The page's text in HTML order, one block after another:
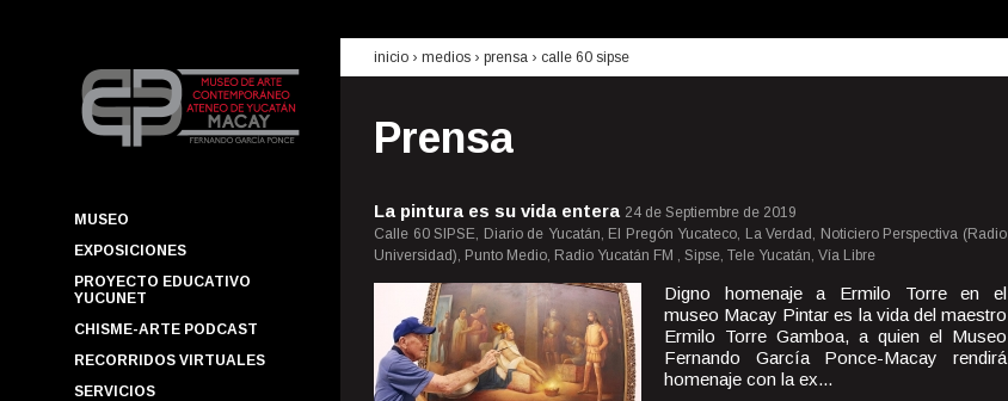
MUSEO
EXPOSICIONES
PROYECTO EDUCATIVO
YUCUNET
CHISME-ARTE PODCAST
RECORRIDOS VIRTUALES
SERVICIOS
inicio › medios › prensa › calle 60 sipse
Prensa
La pintura es su vida entera 24 de Septiembre de 2019
Calle 60 SIPSE, Diario de Yucatán, El Pregón Yucateco, La Verdad, Noticiero Perspectiva (Radio
Universidad), Punto Medio, Radio Yucatán FM , Sipse, Tele Yucatán, Vía Libre
Digno homenaje a Ermilo Torre en el
museo Macay Pintar es la vida del maestro
Ermilo Torre Gamboa, a quien el Museo
Fernando García Ponce-Macay rendirá
homenaje con la ex...